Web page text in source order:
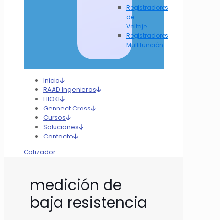
Registradores
de
Voltaje
Registradores
Multifunción
Inicio
RAAD Ingenieros
HIOKI
Gennect Cross
Cursos
Soluciones
Contacto
Cotizador
medición de
baja resistencia